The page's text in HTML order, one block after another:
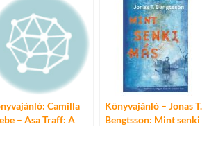
Camilla
– Asa Traff: A
Könyvajánló – Jonas T.
Bengtsson: Mint senki